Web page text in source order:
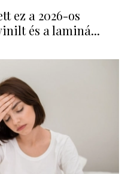
ez a 2026-os
és a laminá...